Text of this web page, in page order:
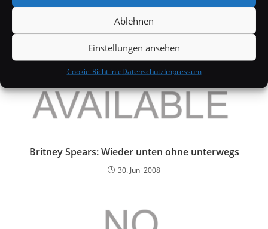
Ablehnen
Einstellungen ansehen
Cookie-RichtlinieDatenschutzImpressum
Britney Spears: Wieder unten ohne unterwegs
30. Juni 2008